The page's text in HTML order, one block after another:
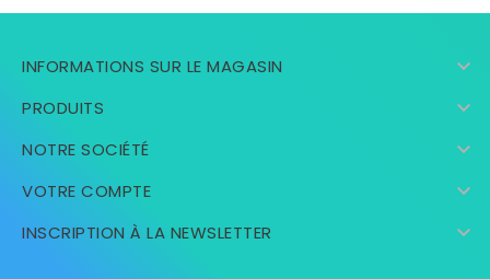
INFORMATIONS SUR LE MAGASIN 
PRODUITS 
NOTRE SOCIÉTÉ 
VOTRE COMPTE 
INSCRIPTION À LA NEWSLETTER 